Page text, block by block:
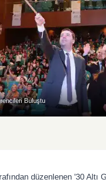
Buluştu
düzenlenen '30